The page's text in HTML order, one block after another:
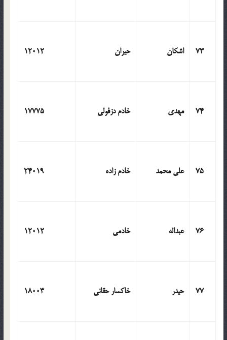
73 اشکان حیران 12012
74 مهدی خادم دزفولی 17775
75 علی محمد خادم زاده 24019
76 عبداله خادمی 12012
77 حیدر خاکسار حقانی 18003